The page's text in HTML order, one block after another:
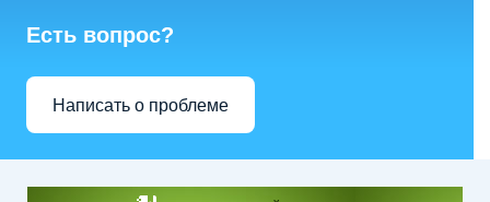
Есть вопрос?
Написать о проблеме